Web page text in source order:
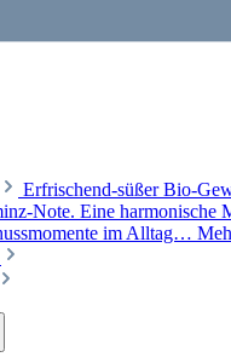
Erfrischend-süßer Bio-
Note. Eine harmonische
im Alltag…